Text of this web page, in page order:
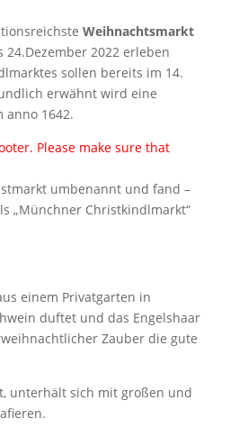
Weihnachtsmarkt
2022 erleben
sollen bereits im 14.
erwähnt wird eine
anno 1642.
Please make sure that
umbenannt und fand –
„Münchner Christkindlmarkt“
einem Privatgarten in
duftet und das Engelshaar
Zauber die gute
unterhält sich mit großen und